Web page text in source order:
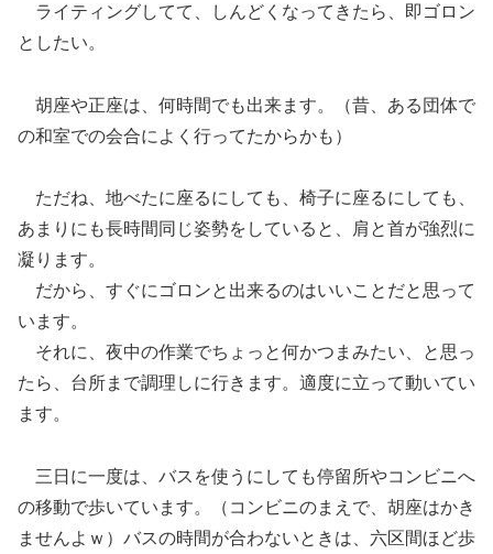
ライティングしてて、しんどくなってきたら、即ゴロン
としたい。
胡座や正座は、何時間でも出来ます。（昔、ある団体で
の和室での会合によく行ってたからかも）
ただね、地べたに座るにしても、椅子に座るにしても、
あまりにも長時間同じ姿勢をしていると、肩と首が強烈に
凝ります。
だから、すぐにゴロンと出来るのはいいことだと思って
います。
それに、夜中の作業でちょっと何かつまみたい、と思っ
たら、台所まで調理しに行きます。適度に立って動いてい
ます。
三日に一度は、バスを使うにしても停留所やコンビニへ
の移動で歩いています。（コンビニのまえで、胡座はかき
ませんよｗ）バスの時間が合わないときは、六区間ほど歩